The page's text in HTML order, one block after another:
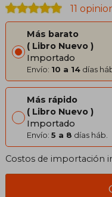
11
Más barato
Libro Nuevo
Importado
Envío: 10 a 14 días
Más rápido
Libro Nuevo
Importado
Envío: 5 a 8 días háb.
Costos de importación